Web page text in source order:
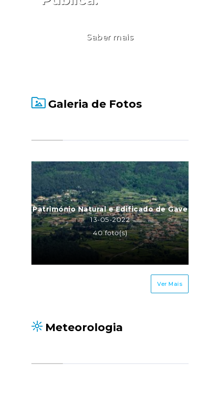
Saber mais
Galeria de Fotos
Património Natural e Edificado de Gave
13-05-2022
40 foto(s)
Ver Mais
Meteorologia